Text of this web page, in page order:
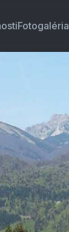
Fotogaléria